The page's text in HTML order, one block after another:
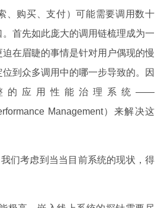
、购买、支付）可能需要调用数十
首先如此庞大的调用链梳理成为一
在眉睫的事情是针对用户偶现的慢
到众多调用中的哪一步导致的。因
的应用性能治理系统——
Management）来解决这
们考虑到当当目前系统的现状，得